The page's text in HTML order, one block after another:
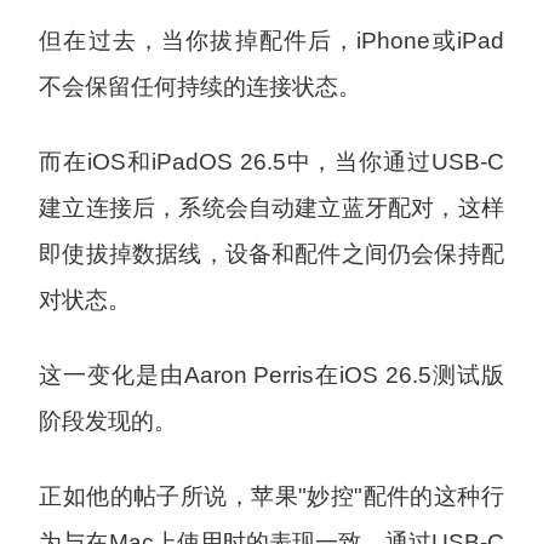
但在过去，当你拔掉配件后，iPhone或iPad
不会保留任何持续的连接状态。
而在iOS和iPadOS 26.5中，当你通过USB-C
建立连接后，系统会自动建立蓝牙配对，这样
即使拔掉数据线，设备和配件之间仍会保持配
对状态。
这一变化是由Aaron Perris在iOS 26.5测试版
阶段发现的。
正如他的帖子所说，苹果"妙控"配件的这种行